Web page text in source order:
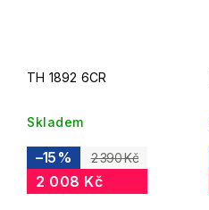
TH 1892 6CR
Skladem
2 390 Kč
–15 %
2 008 Kč